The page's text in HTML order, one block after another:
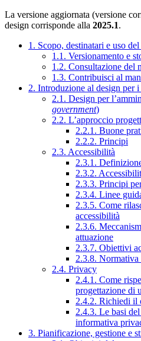
La versione aggiornata (versione
design corrisponde alla 2025.1.
1. Scopo, destinatari e uso
1.1. Versionamento e
1.2. Consultazione del
1.3. Contribuisci al
2. Introduzione al design per
2.1. Design per
government)
2.2. L’approccio
2.2.1. Buone
2.2.2. Principi
2.3. Accessibilità
2.3.1.
2.3.2.
2.3.3. Principi
2.3.4. Linee
2.3.5. Come
accessibilità
2.3.6.
attuazione
2.3.7. Obiettivi
2.3.8.
2.4. Privacy
2.4.1. Come
progettazione di
2.4.2. Richiedi il
2.4.3. Le basi
informativa
3. Pianificazione, gestione e